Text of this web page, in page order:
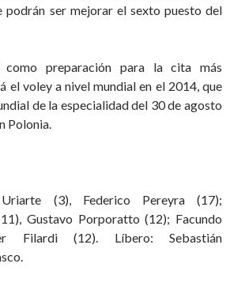
podrán ser mejorar el sexto puesto del
como preparación para la cita más
el voley a nivel mundial en el 2014, que
de la especialidad del 30 de agosto
Polonia.
(3), Federico Pereyra (17);
Gustavo Porporatto (12); Facundo
Filardi (12). Líbero: Sebastián